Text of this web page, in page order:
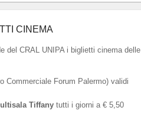
CINEMA
del CRAL UNIPA i biglietti cinema delle
Commerciale Forum Palermo) validi
Tiffanytutti i giorni a € 5,50